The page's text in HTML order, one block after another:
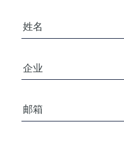
您的姓名
公司/组织
电子邮箱